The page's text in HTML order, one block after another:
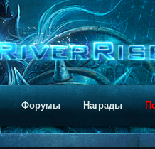
Форумы Награды